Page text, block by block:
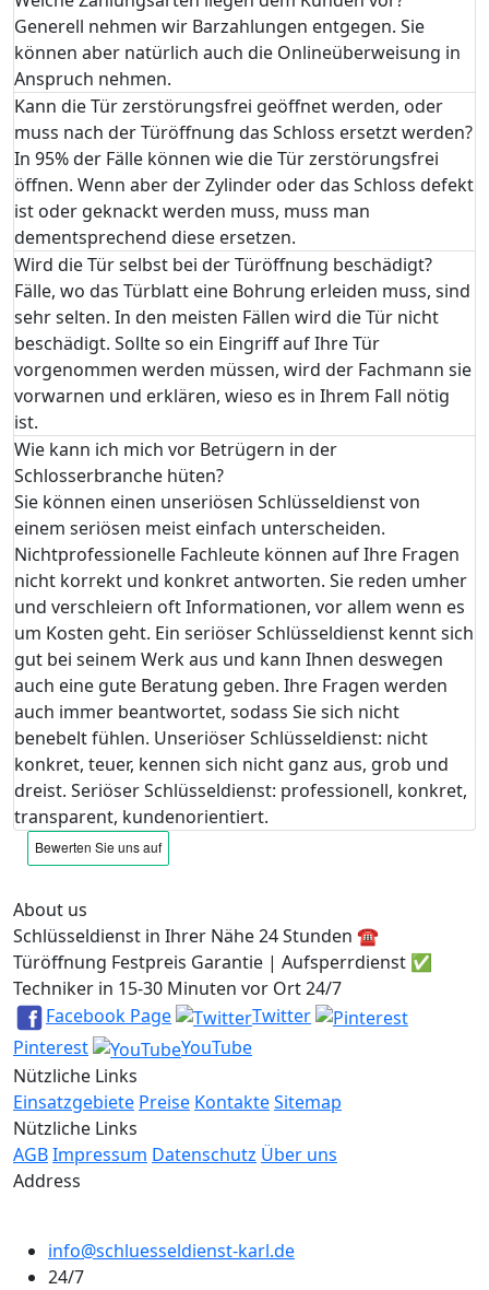
Generell nehmen wir Barzahlungen entgegen. Sie
können aber natürlich auch die Onlineüberweisung in
Anspruch nehmen.
Kann die Tür zerstörungsfrei geöffnet werden, oder
muss nach der Türöffnung das Schloss ersetzt werden?
In 95% der Fälle können wie die Tür zerstörungsfrei
öffnen. Wenn aber der Zylinder oder das Schloss defekt
ist oder geknackt werden muss, muss man
dementsprechend diese ersetzen.
Wird die Tür selbst bei der Türöffnung beschädigt?
Fälle, wo das Türblatt eine Bohrung erleiden muss, sind
sehr selten. In den meisten Fällen wird die Tür nicht
beschädigt. Sollte so ein Eingriff auf Ihre Tür
vorgenommen werden müssen, wird der Fachmann sie
vorwarnen und erklären, wieso es in Ihrem Fall nötig
ist.
Wie kann ich mich vor Betrügern in der
Schlosserbranche hüten?
Sie können einen unseriösen Schlüsseldienst von
einem seriösen meist einfach unterscheiden.
Nichtprofessionelle Fachleute können auf Ihre Fragen
nicht korrekt und konkret antworten. Sie reden umher
und verschleiern oft Informationen, vor allem wenn es
um Kosten geht. Ein seriöser Schlüsseldienst kennt sich
gut bei seinem Werk aus und kann Ihnen deswegen
auch eine gute Beratung geben. Ihre Fragen werden
auch immer beantwortet, sodass Sie sich nicht
benebelt fühlen. Unseriöser Schlüsseldienst: nicht
konkret, teuer, kennen sich nicht ganz aus, grob und
dreist. Seriöser Schlüsseldienst: professionell, konkret,
transparent, kundenorientiert.
About us
Schlüsseldienst in Ihrer Nähe 24 Stunden ☎️
Türöffnung Festpreis Garantie | Aufsperrdienst ✅
Techniker in 15-30 Minuten vor Ort 24/7
Facebook Page
Twitter
Pinterest
YouTube
Nützliche Links
Einsatzgebiete Preise KontakteSitemap
Nützliche Links
AGBImpressum Datenschutz Über uns
Address
info@schluesseldienst-karl.de
24/7